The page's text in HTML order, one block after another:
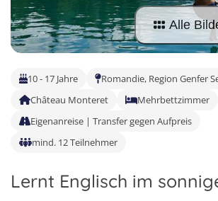
Snowboard-Lager
Wallis
Zürich
Italienisch Sprachferien Italien
Sprachferien in Österreich
Holland
USA
Alle
10 - 17 Jahre
Romandie, Region Genfer
Château Monteret
Mehrbettzimmer
Eigenanreise | Transfer gegen Aufpreis
mind. 12 Teilnehmer
Lernt Englisch im